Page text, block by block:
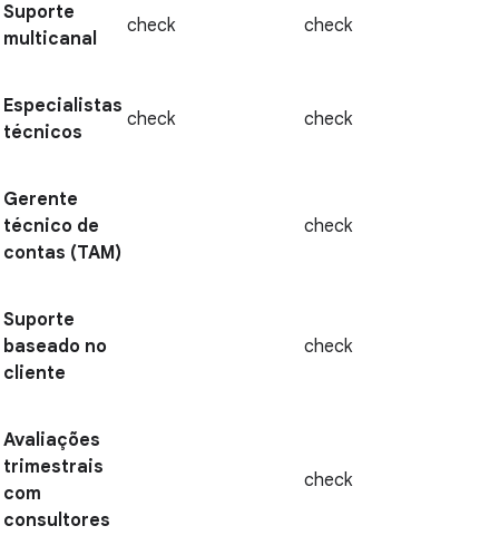
Suporte
multicanal
check check
Especialistas
técnicos
check check
Gerente
técnico de
contas (TAM)
check
Suporte
baseado no
cliente
check
Avaliações
trimestrais
com
consultores
check